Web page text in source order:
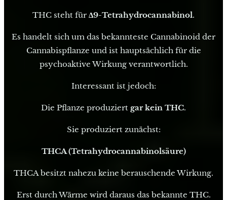
THC steht für Δ9-Tetrahydrocannabinol.
Es handelt sich um das bekannteste Cannabinoid der
Cannabispflanze und ist hauptsächlich für die
psychoaktive Wirkung verantwortlich.
Interessant ist jedoch:
Die Pflanze produziert gar kein THC.
Sie produziert zunächst:
THCA (Tetrahydrocannabinolsäure)
THCA besitzt nahezu keine berauschende Wirkung.
Erst durch Wärme wird daraus das bekannte THC.